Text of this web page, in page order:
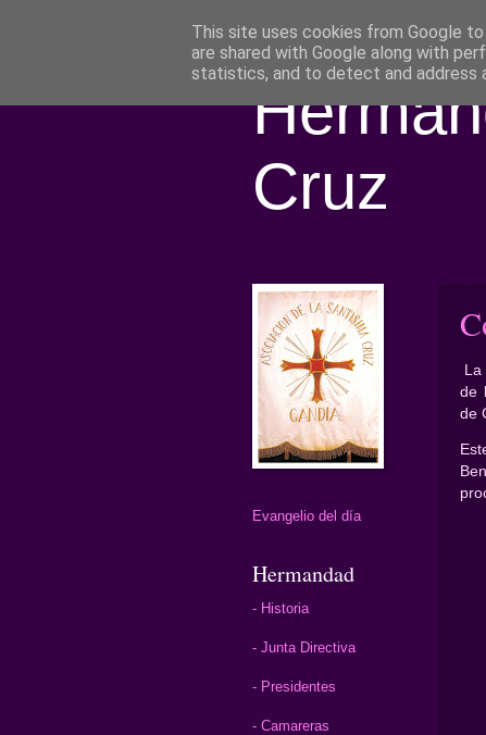
Cruz
La
de
de
Evangelio del día
Hermandad
- Historia
- Junta Directiva
- Presidentes
- Camareras
This site uses cookies from Google
are shared with Google along with
statistics, and to detect and address